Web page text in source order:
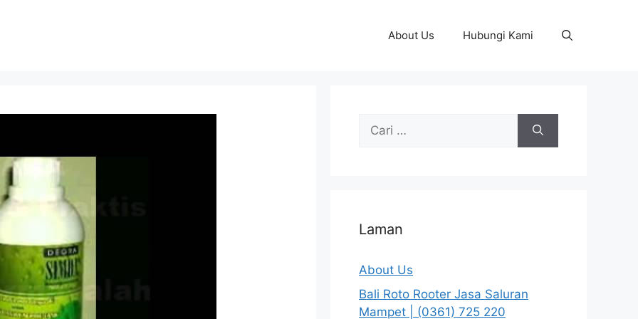
About Us Hubungi Kami
Cari
Laman
About Us
Bali Roto Rooter Jasa Saluran
Mampet | (0361) 725 220